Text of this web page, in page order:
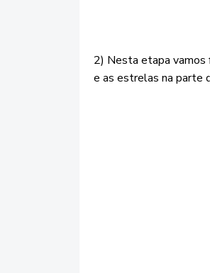
2) Nesta etapa vamos
e as estrelas na parte